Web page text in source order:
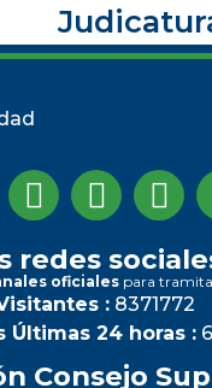
redes
oficiales para
: 8371772
Últimas 24 horas :
Consejo